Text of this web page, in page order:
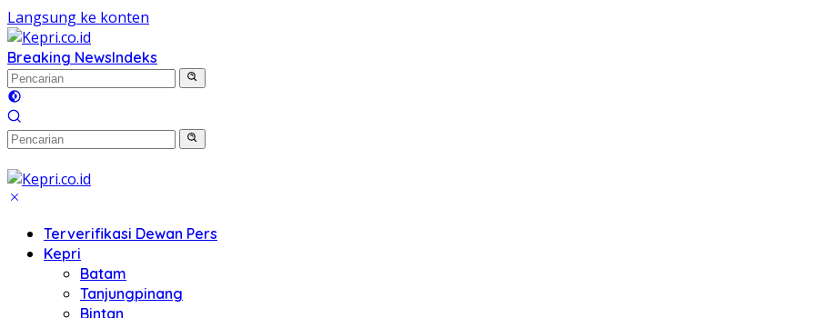
Langsung ke konten
Breaking NewsIndeks
Terverifikasi Dewan Pers
Kepri
Batam
Tanjungpinang
Bintan